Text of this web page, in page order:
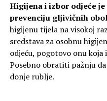
Higijena i izbor odjeće
prevenciju gljivičnih
higijenu tijela na visokoj
sredstava za osobnu
odjeću, pogotovo onu koja
Posebno obratiti pažnju
donje rublje.